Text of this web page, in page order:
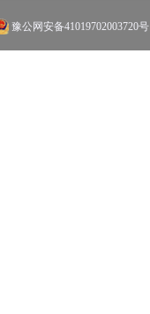
豫公网安备41019702003720号